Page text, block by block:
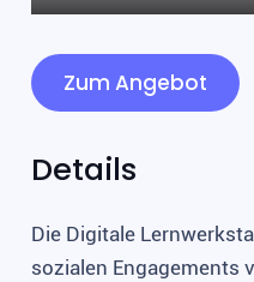
Zum Angebot
Details
Die Digitale
sozialen Engagements